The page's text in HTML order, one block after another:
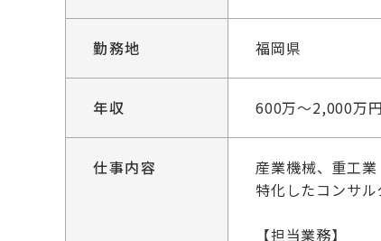
勤務地 福岡県
年収 600万～2,000万円
仕事内容
産業機械、重工
特化したコンサル
【担当業務】